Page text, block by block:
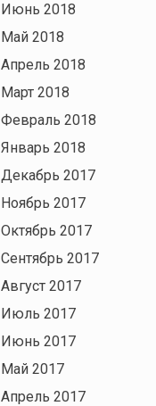
Июнь 2018
Май 2018
Апрель 2018
Март 2018
Февраль 2018
Январь 2018
Декабрь 2017
Ноябрь 2017
Октябрь 2017
Сентябрь 2017
Август 2017
Июль 2017
Июнь 2017
Май 2017
Апрель 2017